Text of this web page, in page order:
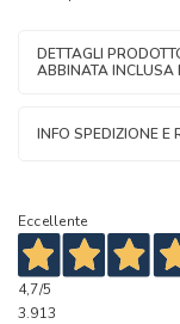
DETTAGLI
ABBINATA
INFO SPEDIZIONE E
Eccellente
4,7/5
3.913